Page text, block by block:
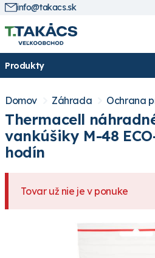
info@takacs.sk
Produkty
Domov Záhrada Ochrana
Thermacell
vankúšiky M-48
hodín
Tovar už nie je v ponuke